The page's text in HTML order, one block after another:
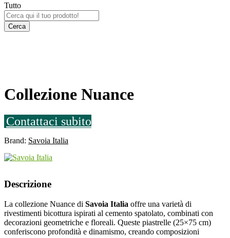
Tutto
Cerca
Collezione Nuance
Contattaci subito
Brand: Savoia Italia
Descrizione
La collezione Nuance di Savoia Italia offre una varietà di
rivestimenti bicottura ispirati al cemento spatolato, combinati con
decorazioni geometriche e floreali. Queste piastrelle (25×75 cm)
conferiscono profondità e dinamismo, creando composizioni